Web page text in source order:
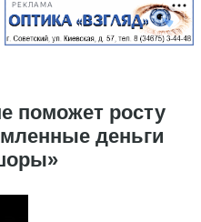
РЕКЛАМА
поможет росту
деньги